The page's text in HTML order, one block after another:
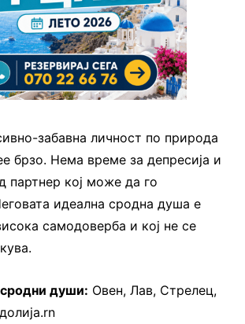
забавна личност по природа
брзо. Нема време за депресија и
партнер кој може да го
идеална сродна душа е
самодоверба и кој не се
души: Овен, Лав, Стрелец,